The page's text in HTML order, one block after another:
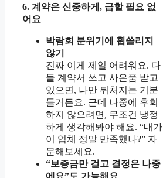
6. 계약은 신중하게, 급할 필요 없
어요
박람회 분위기에 휩쓸리지
않기
진짜 이게 제일 어려워요. 다
들 계약서 쓰고 사은품 받고
있으면, 나만 뒤처지는 기분
들거든요. 근데 나중에 후회
하지 않으려면, 무조건 냉정
하게 생각해봐야 해요. “내가
이 업체 정말 만족했나?” 자
문해보세요.
“보증금만 걸고 결정은 나중